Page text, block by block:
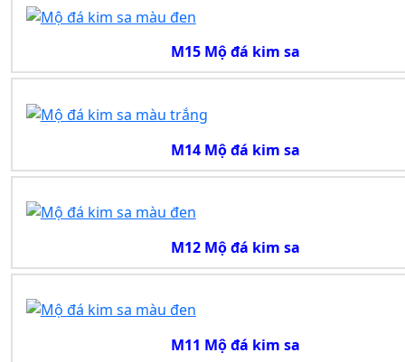
M15 Mộ đá kim sa
M14 Mộ đá kim sa
M12 Mộ đá kim sa
M11 Mộ đá kim sa